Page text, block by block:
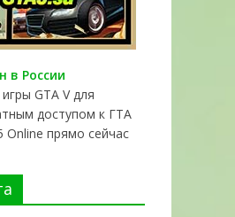
в России
GTA V для
доступом к ГТА
Online прямо сейчас